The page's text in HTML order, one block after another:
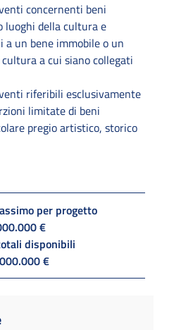
concernenti beni
della cultura e
un bene immobile o un
a cui siano collegati
riferibili esclusivamente
limitate di beni
pregio artistico, storico
per progetto
€
disponibili
€